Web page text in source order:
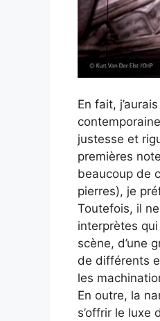
En fait,
justesse et
premières
beaucoup de
pierres), je
Toutefois, il
interprètes
scène, d’une
de différents
les
En outre, la
s’offrir le